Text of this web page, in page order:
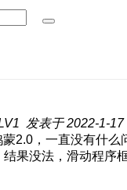
发表于 2022-1-17
蒙2.0，一直没有什
结果没法，滑动程